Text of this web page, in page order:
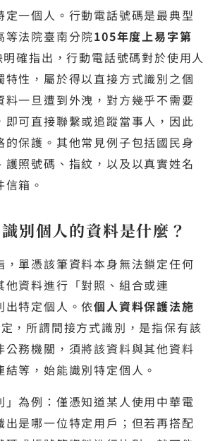
定一個人。行動電話號碼是最典型
等法院臺南分院105年度上易字第
確指出，行動電話號碼對於使用人
特性，屬於得以直接方式識別之個
料一旦遭到外洩，對方幾乎不需要
即可直接聯繫或追蹤當事人，因此
的保護。其他常見例子包括國民身
護照號碼、指紋，以及以真實姓名
箱。
識別個人的資料是什麼？
，單憑該筆資料本身無法鎖定任何
他資料進行「對照、組合或連
出特定個人。依個人資料保護法施
，所謂間接方式識別，是指保有該
公務機關，須將該資料與其他資料
等，始能識別特定個人。
」為例：僅憑知道某人使用中華電
出是哪一位特定用戶；但若再搭配